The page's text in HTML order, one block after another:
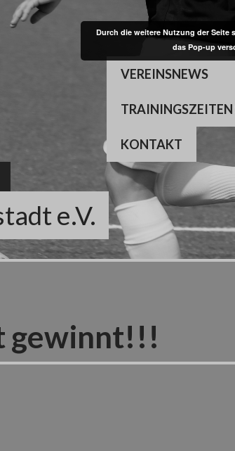
VEREINSNEWS
KONTAKT
e.V.
gewinnt!!!
Durch die weitere Nutzung der
das Pop-up